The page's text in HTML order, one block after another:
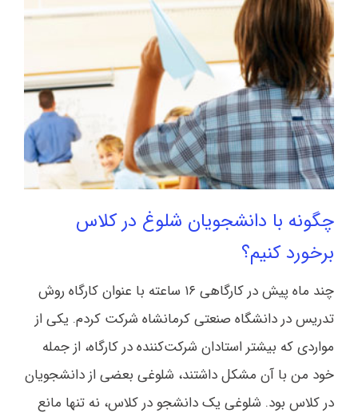
چگونه با دانشجویان شلوغ در کلاس
برخورد کنیم؟
چند ماه پیش در کارگاهی ۱۶ ساعته با عنوان کارگاه روش
تدریس در دانشگاه صنعتی کرمانشاه شرکت کردم. یکی از
مواردی که بیشتر استادان شرکت‌کننده در کارگاه، از جمله
خود من با آن مشکل داشتند، شلوغی بعضی از دانشجویان
در کلاس بود. شلوغی یک دانشجو در کلاس، نه تنها مانع